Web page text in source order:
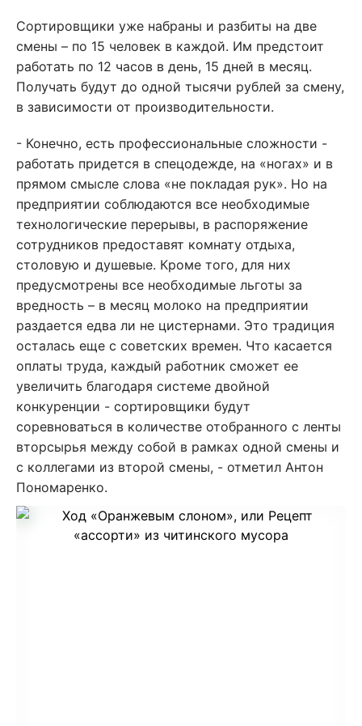
Сортировщики уже набраны и разбиты на две
смены – по 15 человек в каждой. Им предстоит
работать по 12 часов в день, 15 дней в месяц.
Получать будут до одной тысячи рублей за смену,
в зависимости от производительности.
- Конечно, есть профессиональные сложности -
работать придется в спецодежде, на «ногах» и в
прямом смысле слова «не покладая рук». Но на
предприятии соблюдаются все необходимые
технологические перерывы, в распоряжение
сотрудников предоставят комнату отдыха,
столовую и душевые. Кроме того, для них
предусмотрены все необходимые льготы за
вредность – в месяц молоко на предприятии
раздается едва ли не цистернами. Это традиция
осталась еще с советских времен. Что касается
оплаты труда, каждый работник сможет ее
увеличить благодаря системе двойной
конкуренции - сортировщики будут
соревноваться в количестве отобранного с ленты
вторсырья между собой в рамках одной смены и
с коллегами из второй смены, - отметил Антон
Пономаренко.